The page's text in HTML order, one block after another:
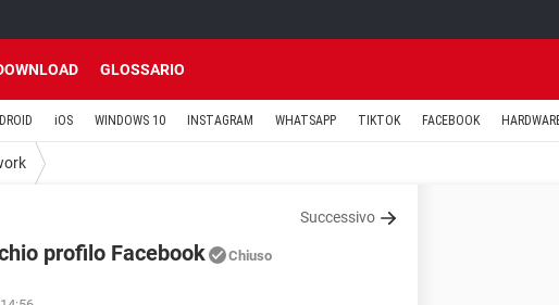
GLOSSARIO
iOS WINDOWS 10 INSTAGRAM WHATSAPP TIKTOK FACEBOOK
Successivo
profilo Facebook Chiuso